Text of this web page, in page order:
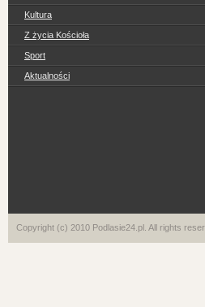
Kultura
Z życia Kościoła
Sport
Aktualności
Copyright (c) 2010 Podlasie24.pl. All rights